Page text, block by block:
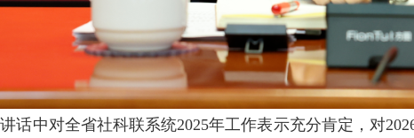
话中对全省社科联系统2025年工作表示充分肯定，对